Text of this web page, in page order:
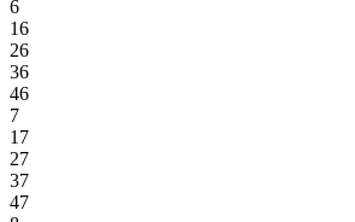
6
16
26
36
46
7
17
27
37
47